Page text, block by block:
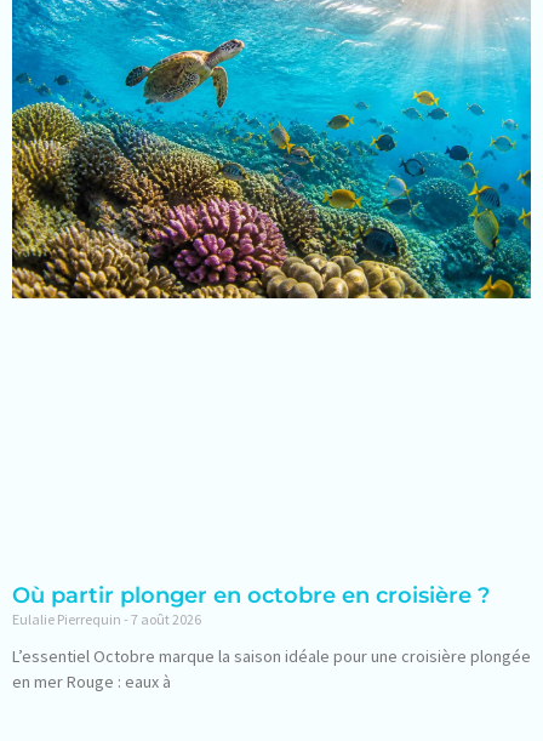
Où partir plonger en octobre en croisière ?
Eulalie Pierrequin 7 août 2026
L’essentiel Octobre marque la saison idéale pour une croisière plongée
en mer Rouge : eaux à